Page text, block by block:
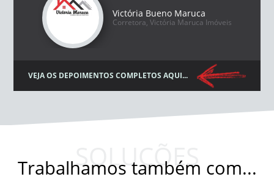
Victória Bueno Maruca
Corretora, Victória Maruca Imóveis
SOLUÇÕES